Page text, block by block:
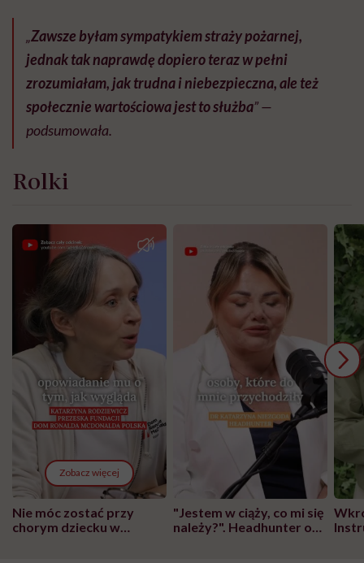
„Zawsze byłam sympatykiem straży pożarnej,
jednak tak naprawdę dopiero teraz w pełni
zrozumiałam, jak trudna i niebezpieczna, ale też
społecznie wartościowa jest to służba” —
podsumowała.
Rolki
Zobacz więcej
Nie móc zostać przy
chorym dziecku w
"Jestem w ciąży, co mi się
należy?". Headhunter o